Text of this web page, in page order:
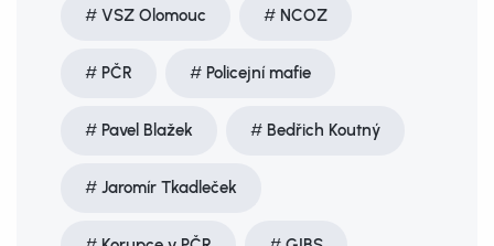
VSZ Olomouc NCOZ
PČR Policejní mafie
Pavel Blažek Bedřich Koutný
Jaromír Tkadleček